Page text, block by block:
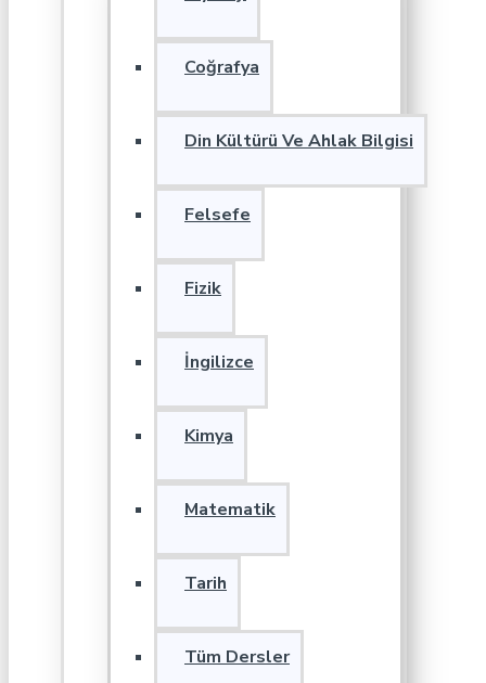
Coğrafya
Din Kültürü Ve Ahlak Bilgisi
Felsefe
Fizik
İngilizce
Kimya
Matematik
Tarih
Tüm Dersler